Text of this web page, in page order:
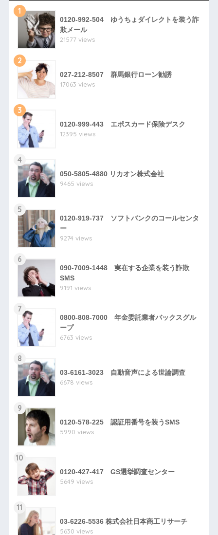
1
0120-992-504 ゆうちょダイレクトを装う詐
欺メール
21577 views
2
027-212-8507 群馬銀行ローン勧誘
17063 views
3
0120-999-443 エポスカード保険デスク
12395 views
4
050-5805-4880 リカオン株式会社
9465 views
5
0120-919-737 ソフトバンクのコールセンタ
ー
9274 views
6
090-7009-1448 実在する企業を装う詐欺
SMS
9191 views
7
0800-808-7000 年金委託業者バックスグル
ープ
6763 views
8
03-6161-3023 自動音声による世論調査
6678 views
9
0120-578-225 認証用番号を装うSMS
5990 views
10
0120-427-417 GS選挙調査センター
5649 views
11
03-6226-5536 株式会社日本商工リサーチ
5630 views